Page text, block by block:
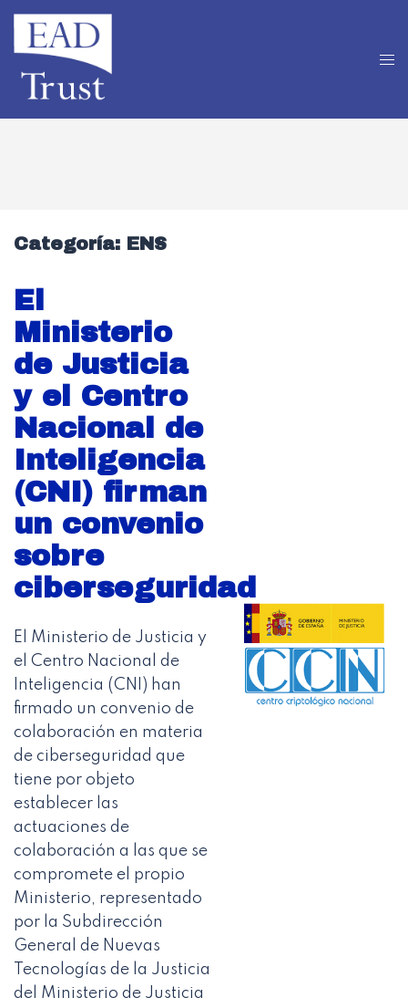
Categoría: ENS
El
Ministerio
de Justicia
y el Centro
Nacional de
Inteligencia
(CNI) firman
un convenio
sobre
ciberseguridad
El Ministerio de Justicia y
el Centro Nacional de
Inteligencia (CNI) han
firmado un convenio de
colaboración en materia
de ciberseguridad que
tiene por objeto
establecer las
actuaciones de
colaboración a las que se
compromete el propio
Ministerio, representado
por la Subdirección
General de Nuevas
Tecnologías de la Justicia
del Ministerio de Justicia